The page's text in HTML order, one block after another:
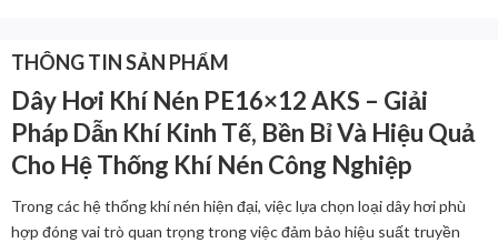
THÔNG TIN SẢN PHẨM
Dây Hơi Khí Nén PE16×12 AKS – Giải
Pháp Dẫn Khí Kinh Tế, Bền Bỉ Và Hiệu Quả
Cho Hệ Thống Khí Nén Công Nghiệp
Trong các hệ thống khí nén hiện đại, việc lựa chọn loại dây hơi phù
hợp đóng vai trò quan trọng trong việc đảm bảo hiệu suất truyền